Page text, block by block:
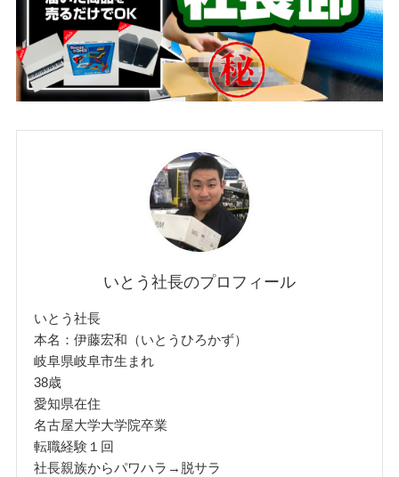
いとう社長のプロフィール
いとう社長
本名：伊藤宏和（いとうひろかず）
岐阜県岐阜市生まれ
38歳
愛知県在住
名古屋大学大学院卒業
転職経験１回
社長親族からパワハラ→脱サラ